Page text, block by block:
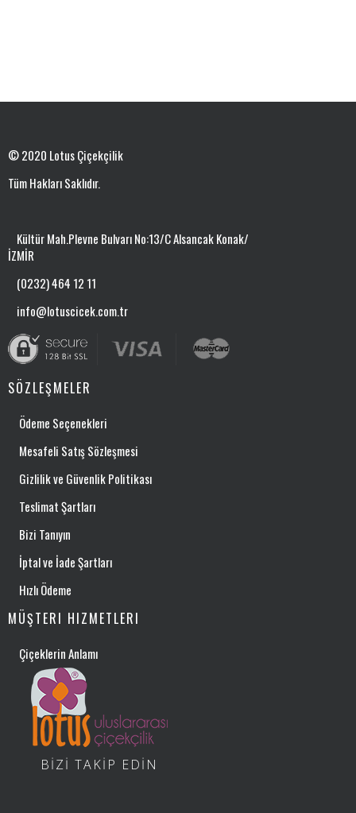
© 2020 Lotus Çiçekçilik
Tüm Hakları Saklıdır.
Kültür Mah.Plevne Bulvarı No:13/C Alsancak Konak/
İZMİR
(0232) 464 12 11
info@lotuscicek.com.tr
SÖZLEŞMELER
Ödeme Seçenekleri
Mesafeli Satış Sözleşmesi
Gizlilik ve Güvenlik Politikası
Teslimat Şartları
Bizi Tanıyın
İptal ve İade Şartları
Hızlı Ödeme
MÜŞTERI HIZMETLERI
Çiçeklerin Anlamı
BİZİ TAKİP EDİN